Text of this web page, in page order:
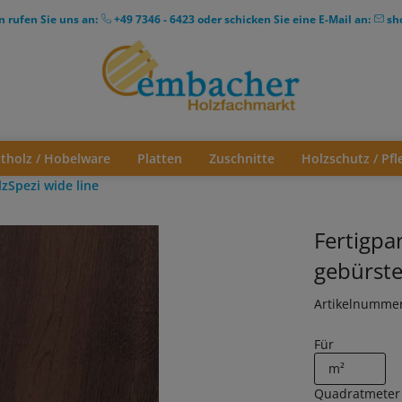
rufen Sie uns an: +49 7346 - 6423oder schicken Sie eine E-Mail an:
/ Hobelware Platten Zuschnitte
Holzschutz /
wide line
Für